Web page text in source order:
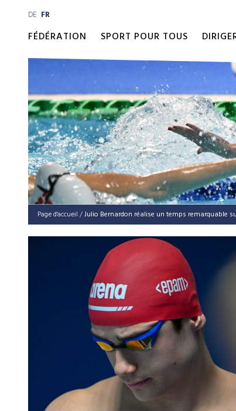
DE FR
FÉDÉRATION SPORT POUR TOUS
Page d'accueil /Julio Bernardon réalise un temps remarquable